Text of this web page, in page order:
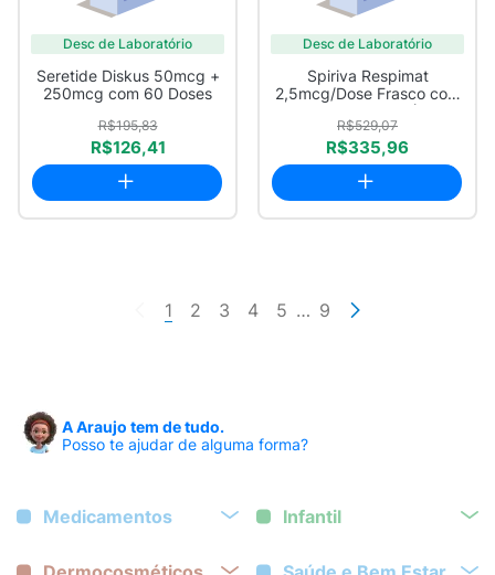
Desc de Laboratório
Seretide Diskus 50mcg +
250mcg com 60 Doses
R$195,83
R$126,41
Desc de Laboratório
Spiriva Respimat
2,5mcg/Dose Frasco com
4ml de Solução (6...
R$529,07
R$335,96
1 2 3 4 5 … 9
A Araujo tem de tudo.
Posso te ajudar de alguma forma?
Medicamentos Infantil